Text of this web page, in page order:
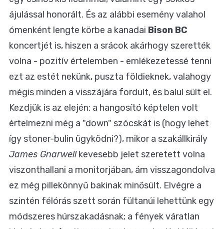
ájulással honorált. És az alábbi esemény valahol
ómenként lengte körbe a kanadai Bison BC
koncertjét is, hiszen a srácok akárhogy szerették
volna - pozitív értelemben - emlékezetessé tenni
ezt az estét nekünk, puszta földieknek, valahogy
mégis minden a visszájára fordult, és balul sült el.
Kezdjük is az elején: a hangosító képtelen volt
értelmezni még a "down" szócskát is (hogy lehet
így stoner-bulin ügyködni?), mikor a szakállkirály
James Gnarwellkevesebb jelet szeretett volna
viszonthallani a monitorjában, ám visszagondolva
ez még pillekönnyű bakinak minősült. Elvégre a
szintén félórás szett során fültanúi lehettünk egy
módszeres húrszakadásnak; a fények váratlan